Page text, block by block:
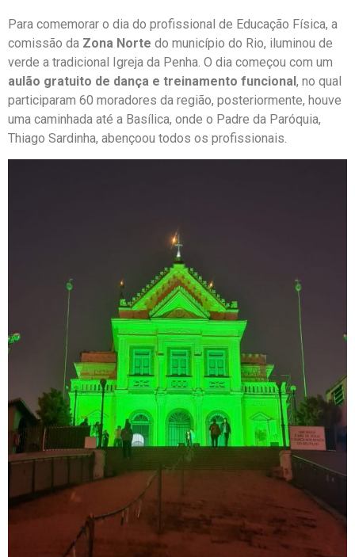
Para comemorar o dia do profissional de Educação Física, a
comissão da Zona Norte do município do Rio, iluminou de
verde a tradicional Igreja da Penha. O dia começou com um
aulão gratuito de dança e treinamento funcional, no qual
participaram 60 moradores da região, posteriormente, houve
uma caminhada até a Basílica, onde o Padre da Paróquia,
Thiago Sardinha, abençoou todos os profissionais.